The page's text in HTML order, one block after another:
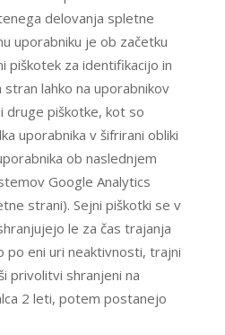
delovanja spletne
uporabniku je ob začetku
piškotek za identifikacijo in
lahko na uporabnikov
druge piškotke, kot so
uporabnika v šifrirani obliki
ob naslednjem
Google Analytics
strani). Sejni piškotki se v
le za čas trajanja
po eni uri neaktivnosti, trajni
privolitvi shranjeni na
2 leti, potem postanejo